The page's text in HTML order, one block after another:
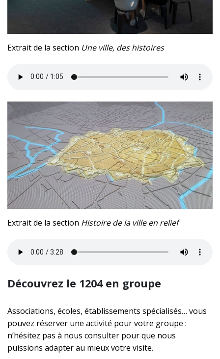
Extrait de la section Une ville, des histoires
Extrait de la section Histoire de la ville en relief
Découvrez le 1204 en groupe
Associations, écoles, établissements spécialisés… vous
pouvez réserver une activité pour votre groupe :
n’hésitez pas à nous consulter pour que nous
puissions adapter au mieux votre visite.